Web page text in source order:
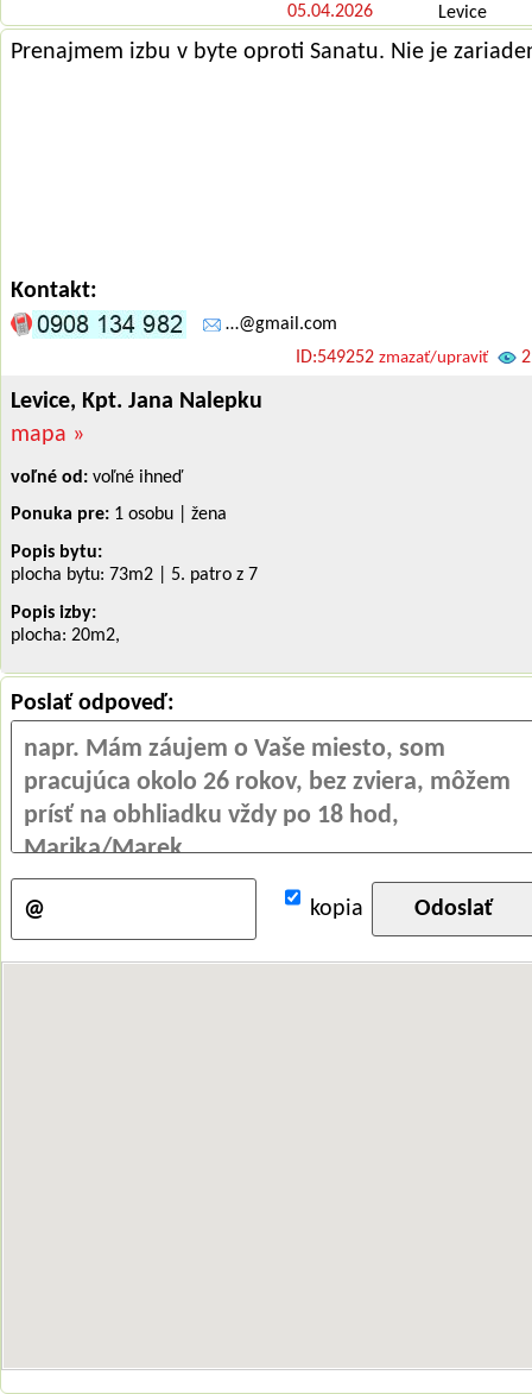
Levice
05.04.2026
Prenajmem izbu v byte oproti Sanatu. Nie je
Kontakt:
…@gmail.com
ID:549252 zmazať/upraviť
Levice, Kpt. Jana Nalepku
mapa »
voľné od: voľné ihneď
Ponuka pre: 1 osobu | žena
Popis bytu:
plocha bytu: 73m2 | 5. patro z 7
Popis izby:
plocha: 20m2,
Poslať odpoveď:
kopia